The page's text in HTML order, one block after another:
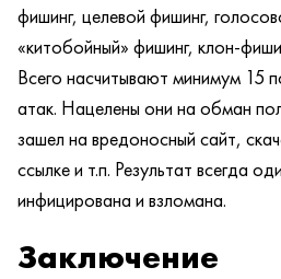
фишинг, целевой фишинг,
«китобойный» фишинг, клон-
Всего насчитывают минимум 15
атак. Нацелены они на обман
зашел на вредоносный сайт,
ссылке и т.п. Результат всегда
инфицирована и взломана.
Заключение